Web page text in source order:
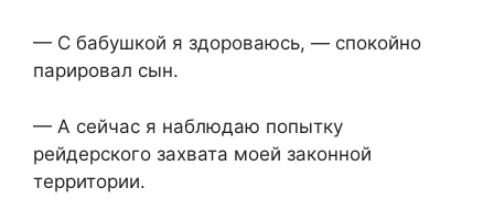
— С бабушкой я здороваюсь, — спокойно
парировал сын.
— А сейчас я наблюдаю попытку
рейдерского захвата моей законной
территории.